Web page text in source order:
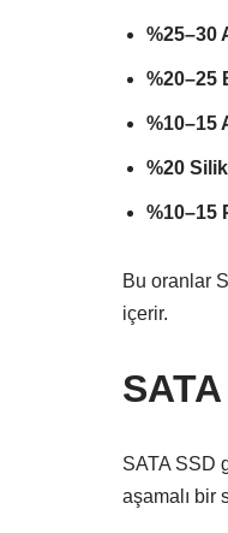
%25–30
%20–25
%10–15
%20
%10–15
Bu oranlar
içerir.
SATA SSD
aşamalı bir